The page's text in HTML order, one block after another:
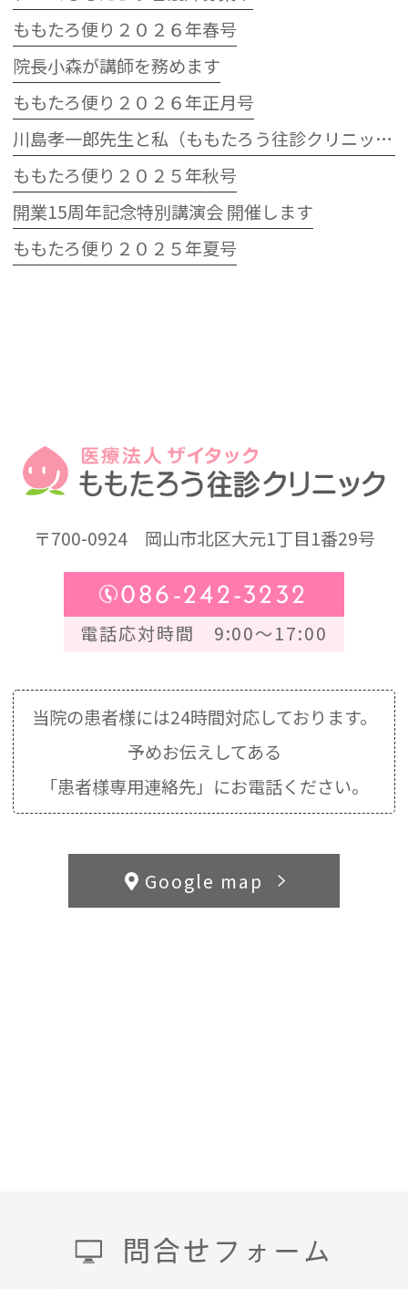
ももたろ便り２０２６年春号
院長小森が講師を務めます
ももたろ便り２０２６年正月号
川島孝一郎先生と私（ももたろう往診クリニック開院15周年記念特別講演会）
ももたろ便り２０２５年秋号
開業15周年記念特別講演会 開催します
ももたろ便り２０２５年夏号
〒700-0924岡山市北区大元1丁目1番29号
086-242-3232
電話応対時間 9:00～17:00
当院の患者様には24時間対応しております。
予めお伝えしてある
「患者様専用連絡先」にお電話ください。
問合せフォーム
Google map